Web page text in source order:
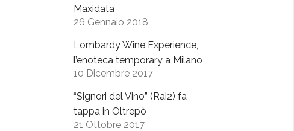
Maxidata
26 Gennaio 2018
Lombardy Wine Experience,
l’enoteca temporary a Milano
10 Dicembre 2017
“Signori del Vino” (Rai2) fa
tappa in Oltrepò
21 Ottobre 2017